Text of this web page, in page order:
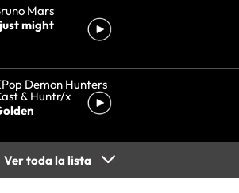
Mars
might
Demon Hunters
& Huntr/x
Ver toda la lista